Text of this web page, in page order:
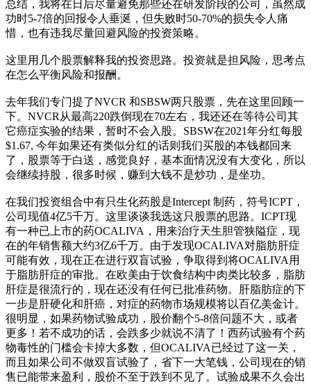
总结，我将在日后尽量避免那些还在研发阶段的公司，虽然成
功时5-7倍的回报令人垂涎，但失败时50-70%的损失令人痛
惜，也有违我尽量回避风险的投资策略。
这里用几个股票解释我的投资思路。投资就是担风险，思考点
在怎么平衡风险和报酬。
去年我们专门提了NVCR 和SBSW两只股票，先在这里回顾一
下。NVCR从最高220跌倒现在70左右，我还还在等待公司其
它癌症实验的结果，暂时不会入股。SBSW在2021年分红每股
$1.67, 今年如果还有类似分红的话则我们买股的本钱都回来
了，股票等于白送，感觉良好，基本面情况没有大变化，所以
会继续持股，很多时候，赚到大钱不是炒功，是坐功。
在我们投资组合中有只生化药股是Intercept 制药，符号ICPT，
公司现值4亿5千万。这里谈谈我选这只股票的思路。ICPT现
有一种已上市的药OCALIVA，用来治疗天生胆管狭隘症，现
在的年销售额大约3亿6千万。由于发现OCALIVA对脂肪肝症
可能有效，现在正在进行双盲试验，争取得到将OCALIVA用
于脂肪肝症的审批。在欧美由于饮食结构中肉类比较多，脂肪
肝症是很流行的，现在还没有任何已批准药物。肝脂肪症的下
一步是肝硬化和肝癌，对症的药物市场规模将以百亿美金计。
很明显，如果药物试验成功，股价翻个5-8倍问题不大，或者
更多！若不成功的话，会跌多少就说不清了！西药试验有个药
物毒性的门槛会卡掉大多数，但OCALIVA已经过了这一关，
而且如果公司不做双盲试验了，省下一大笔钱，公司现在的销
售已能带来盈利，股价不至于跌到不见了。试验成果不久会出